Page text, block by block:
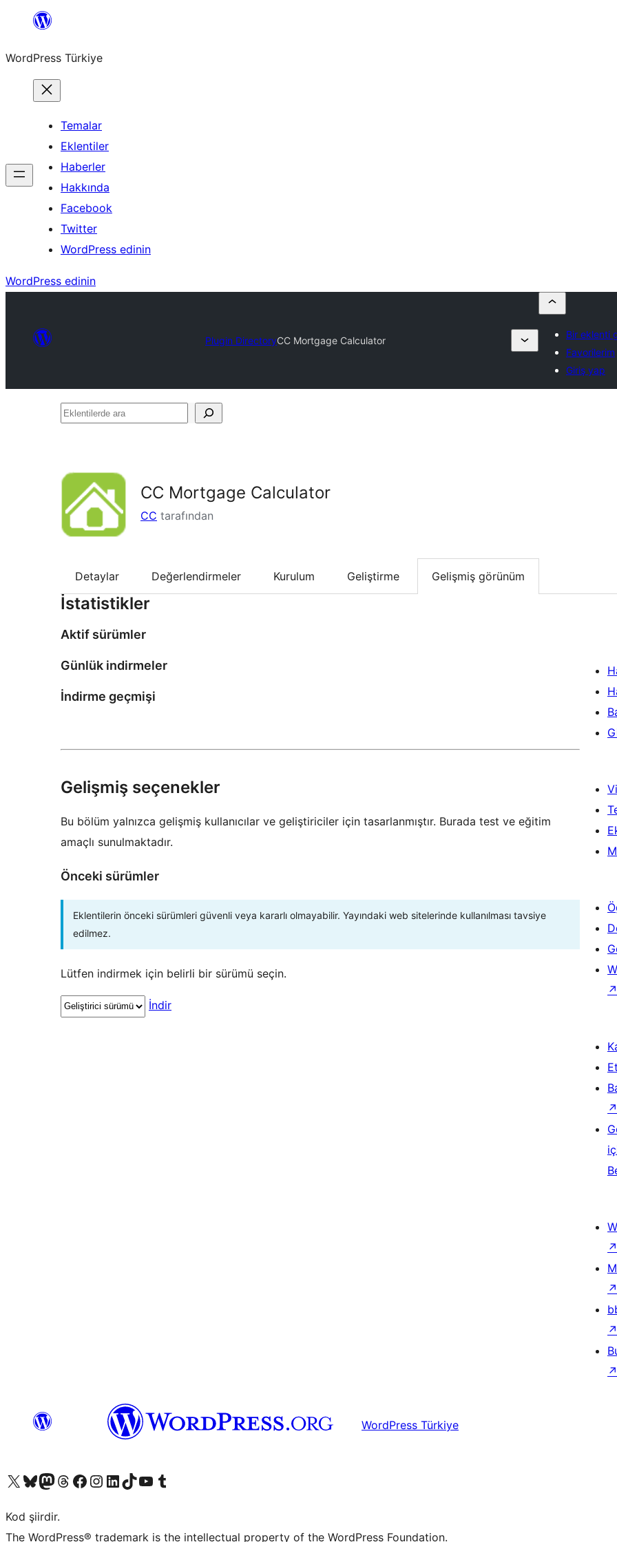
İçeriğe
WordPress Türkiye
Temalar
Eklentiler
Haberler
Hakkında
Facebook
Twitter
WordPress edinin
WordPress edinin
Plugin DirectoryCC Mortgage Calculator
Bir eklenti
Favorilerim
Giriş yap
Eklentilerde
CC Mortgage Calculator
CC tarafından
Detaylar Değerlendirmeler Kurulum Geliştirme Gelişmiş görünüm
İstatistikler
Aktif sürümler
Günlük indirmeler
İndirme geçmişi
Gelişmiş seçenekler
Bu bölüm yalnızca gelişmiş kullanıcılar ve geliştiriciler için tasarlanmıştır. Burada test ve eğitim
amaçlı sunulmaktadır.
Önceki sürümler
Eklentilerin önceki sürümleri güvenli veya kararlı olmayabilir. Yayındaki web sitelerinde kullanılması tavsiye
edilmez.
Lütfen indirmek için belirli bir sürümü seçin.
İndir
↗
↗
↗
↗
↗
↗
WordPress Türkiye
X (eski Twitter) hesabımıza bakın
Bluesky hesabımızı ziyaret edinMastodon hesabımızı ziyaret edinThreads hesabımızı ziyaret edinFacebook sayfamızı ziyaret edinInstagram hesabımızı ziyaret edinLinkedIn hesabımızı ziyaret edinTikTok hesabımızı ziyaret edinYouTube kanalımızı ziyaret edinTumblr hesabımızı ziyaret edin
Kod şiirdir.
The WordPress® trademark is the intellectual property of the WordPress Foundation.